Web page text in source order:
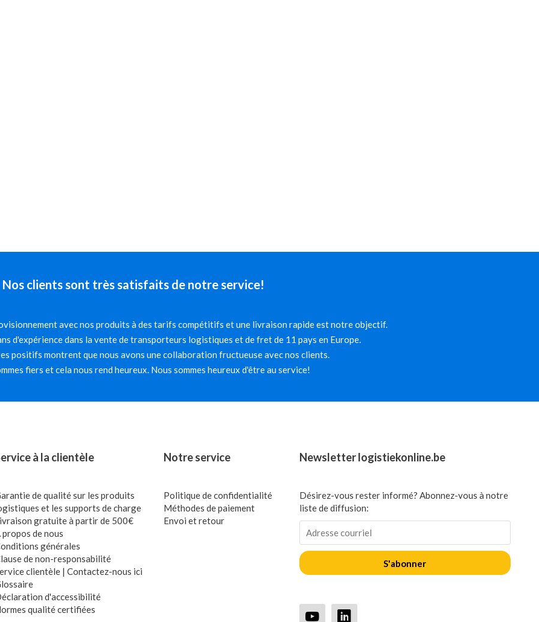
Nos clients sont très satisfaits de notre service!
avec nos produits à des tarifs compétitifs et une livraison rapide est notre objectif.
d'expérience dans la vente de transporteurs logistiques et de fret de 11 pays en Europe.
positifs montrent que nous avons une collaboration fructueuse avec nos clients.
fiers et cela nous rend heureux. Nous sommes heureux d'être au service!
à la clientèle
de qualité sur les produits
et les supports de charge
gratuite à partir de 500€
propos de nous
générales
de non-responsabilité
clientèle | Contactez-nous ici
d'accessibilité
qualité certifiées
Notre service
Politique de confidentialité
Méthodes de paiement
Envoi et retour
Newsletter logistiekonline.be
Désirez-vous rester informé? Abonnez-vous à notre
liste de diffusion:
S'abonner